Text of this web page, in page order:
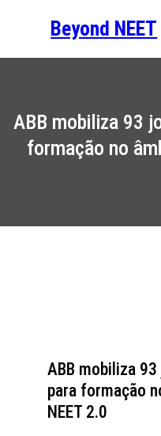
Beyond NEET
ABB mobiliza 93
formação no
ABB mobiliza 93
para formação
NEET 2.0